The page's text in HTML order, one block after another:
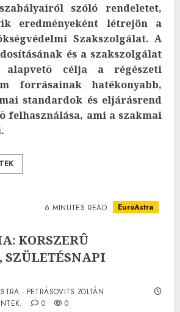
szóló rendeletet,
eredményeként létrejön a
Szakszolgálat. A
és a szakszolgálat
alapvetõ célja a régészeti
forrásainak hatékonyabb,
standardok és eljárásrend
felhasználása, ami a szakmai
6 MINUTES READ EuroAstra
KORSZERÛ
SZÜLETÉSNAPI
- PETRÁSOVITS ZOLTÁN
0 0